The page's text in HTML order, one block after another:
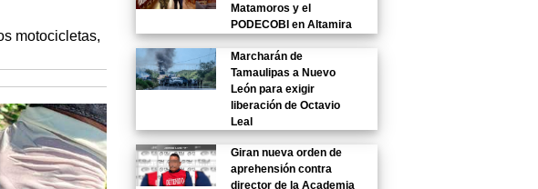
motocicletas,
Matamoros y el
PODECOBI en Altamira
Marcharán de
Tamaulipas a Nuevo
León para exigir
liberación de Octavio
Leal
Giran nueva orden de
aprehensión contra
director de la Academia